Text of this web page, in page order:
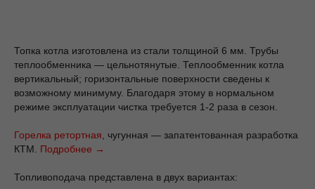
Топка котла изготовлена из стали толщиной 6 мм. Трубы
теплообменника — цельнотянутые. Теплообменник котла
вертикальный; горизонтальные поверхности сведены к
возможному минимуму. Благодаря этому в нормальном
режиме эксплуатации чистка требуется 1-2 раза в сезон.
Горелка ретортная , чугунная — запатентованная разработка
КТМ. Подробнее →
Топливоподача представлена в двух вариантах: